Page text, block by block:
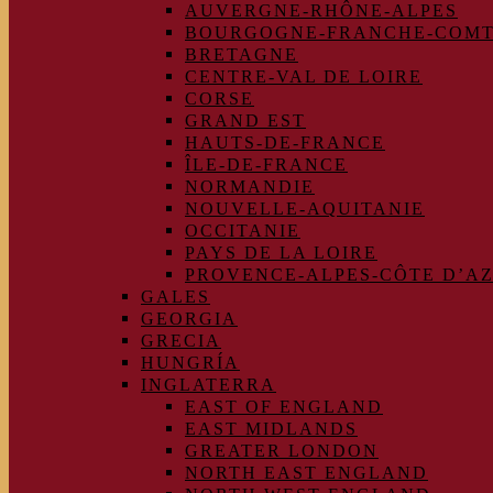
AUVERGNE-RHÔNE-ALPES
BOURGOGNE-FRANCHE-
BRETAGNE
CENTRE-VAL DE LOIRE
CORSE
GRAND EST
HAUTS-DE-FRANCE
ÎLE-DE-FRANCE
NORMANDIE
NOUVELLE-AQUITANIE
OCCITANIE
PAYS DE LA LOIRE
PROVENCE-ALPES-CÔTE
GALES
GEORGIA
GRECIA
HUNGRÍA
INGLATERRA
EAST OF ENGLAND
EAST MIDLANDS
GREATER LONDON
NORTH EAST ENGLAND